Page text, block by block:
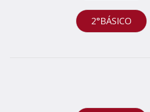
2°BÁSICO